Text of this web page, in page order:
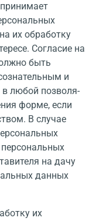
их обработку
Согласие на
быть
и
в любой позволя­
форме, если
В случае
на дачу
данных
их